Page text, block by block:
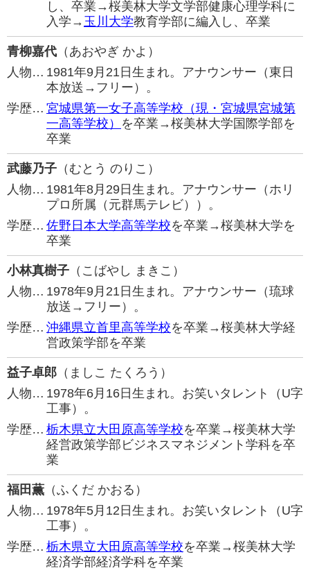
し、卒業→桜美林大学文学部健康心理学科に
入学→ 玉川大学教育学部に編入し、卒業
青柳嘉代 （あおやぎ かよ）
人物… 1981年9月21日生まれ。アナウンサー（東日
本放送→フリー）。
学歴… 宮城県第一女子高等学校（現・宮城県宮城第
一高等学校） を卒業→桜美林大学国際学部を
卒業
武藤乃子 （むとう のりこ）
人物… 1981年8月29日生まれ。アナウンサー（ホリ
プロ所属（元群馬テレビ））。
学歴… 佐野日本大学高等学校を卒業→桜美林大学を
卒業
小林真樹子 （こばやし まきこ）
人物… 1978年9月21日生まれ。アナウンサー（琉球
放送→フリー）。
学歴… 沖縄県立首里高等学校を卒業→桜美林大学経
営政策学部を卒業
益子卓郎 （ましこ たくろう）
人物… 1978年6月16日生まれ。お笑いタレント（U字
工事）。
学歴… 栃木県立大田原高等学校を卒業→桜美林大学
経営政策学部ビジネスマネジメント学科を卒
業
福田薫 （ふくだ かおる）
人物… 1978年5月12日生まれ。お笑いタレント（U字
工事）。
学歴… 栃木県立大田原高等学校を卒業→桜美林大学
経済学部経済学科を卒業